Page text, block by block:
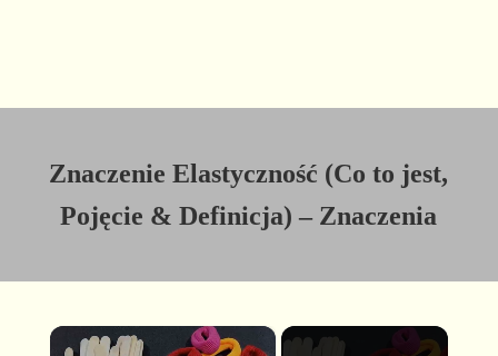
Znaczenie Elastyczność (Co to jest,
Pojęcie & Definicja) – Znaczenia
×